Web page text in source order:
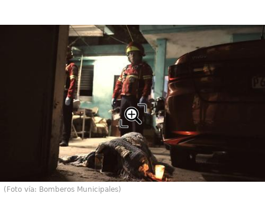
(Foto vía: Bomberos Municipales)